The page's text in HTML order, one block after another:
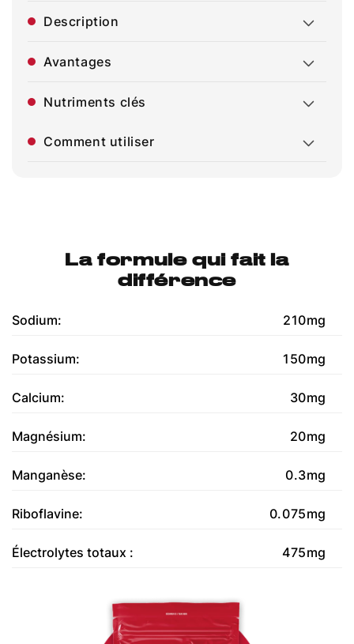
Description
Avantages
Nutriments clés
Comment utiliser
La formule qui fait la
différence
Sodium: 210mg
Potassium: 150mg
Calcium: 30mg
Magnésium: 20mg
Manganèse: 0.3mg
Riboflavine: 0.075mg
Électrolytes totaux : 475mg